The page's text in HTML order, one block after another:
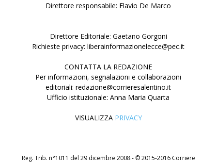
Direttore responsabile: Flavio De Marco
Direttore Editoriale: Gaetano Gorgoni
Richieste privacy: liberainformazionelecce@pec.it
CONTATTA LA REDAZIONE
Per informazioni, segnalazioni e collaborazioni
editoriali: redazione@corrieresalentino.it
Ufficio istituzionale: Anna Maria Quarta
VISUALIZZA PRIVACY
Reg. Trib. n°1011 del 29 dicembre 2008 - © 2015-2016 Corriere